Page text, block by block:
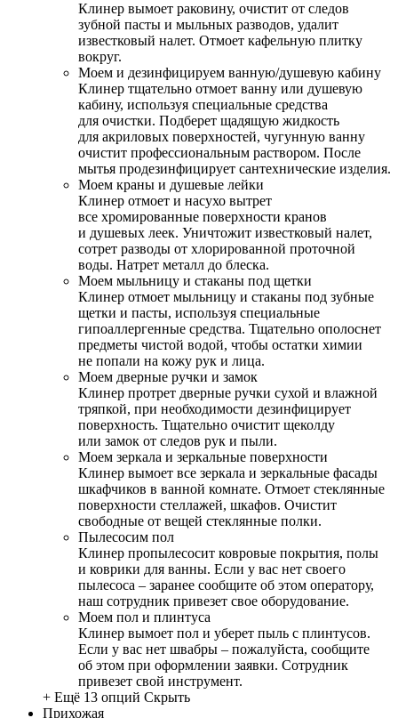
Клинер вымоет раковину, очистит от следов
зубной пасты и мыльных разводов, удалит
известковый налет. Отмоет кафельную плитку
вокруг.
Моем и дезинфицируем ванную/душевую кабину
Клинер тщательно отмоет ванну или душевую
кабину, используя специальные средства
для очистки. Подберет щадящую жидкость
для акриловых поверхностей, чугунную ванну
очистит профессиональным раствором. После
мытья продезинфицирует сантехнические изделия.
Моем краны и душевые лейки
Клинер отмоет и насухо вытрет
все хромированные поверхности кранов
и душевых леек. Уничтожит известковый налет,
сотрет разводы от хлорированной проточной
воды. Натрет металл до блеска.
Моем мыльницу и стаканы под щетки
Клинер отмоет мыльницу и стаканы под зубные
щетки и пасты, используя специальные
гипоаллергенные средства. Тщательно ополоснет
предметы чистой водой, чтобы остатки химии
не попали на кожу рук и лица.
Моем дверные ручки и замок
Клинер протрет дверные ручки сухой и влажной
тряпкой, при необходимости дезинфицирует
поверхность. Тщательно очистит щеколду
или замок от следов рук и пыли.
Моем зеркала и зеркальные поверхности
Клинер вымоет все зеркала и зеркальные фасады
шкафчиков в ванной комнате. Отмоет стеклянные
поверхности стеллажей, шкафов. Очистит
свободные от вещей стеклянные полки.
Пылесосим пол
Клинер пропылесосит ковровые покрытия, полы
и коврики для ванны. Если у вас нет своего
пылесоса – заранее сообщите об этом оператору,
наш сотрудник привезет свое оборудование.
Моем пол и плинтуса
Клинер вымоет пол и уберет пыль с плинтусов.
Если у вас нет швабры – пожалуйста, сообщите
об этом при оформлении заявки. Сотрудник
привезет свой инструмент.
+ Ещё 13 опций Скрыть
Прихожая